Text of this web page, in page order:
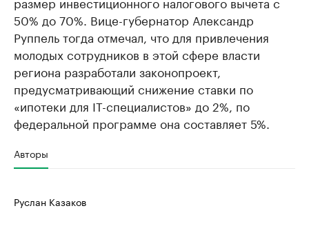
50% до 70%. Вице-губернатор Александр
Руппель тогда отмечал, что для привлечения
молодых сотрудников в этой сфере власти
региона разработали законопроект,
предусматривающий снижение ставки по
«ипотеки для IT-специалистов» до 2%, по
федеральной программе она составляет 5%.
Авторы
Руслан Казаков